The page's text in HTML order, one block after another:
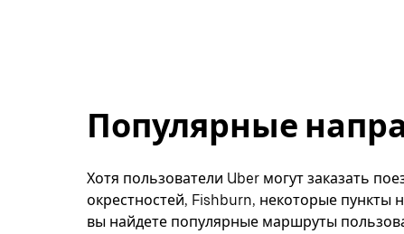
Популярные
Хотя пользователи Uber могут заказать
окрестностей, Fishburn, некоторые пункты
вы найдете популярные маршруты